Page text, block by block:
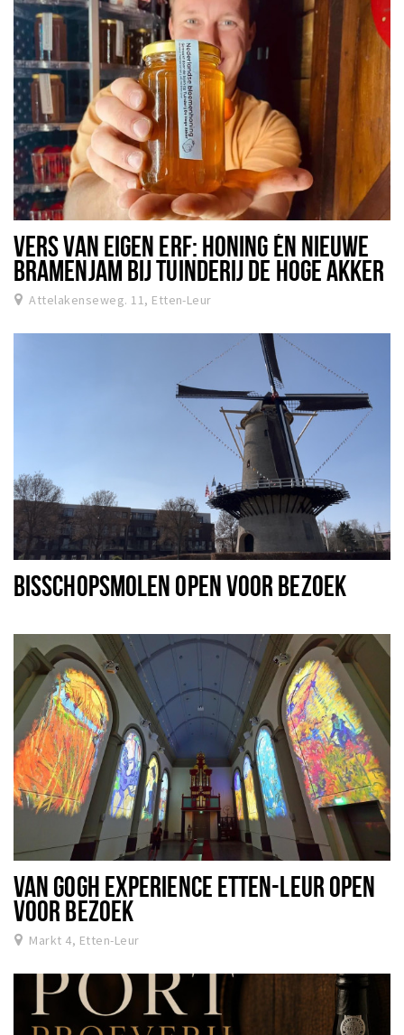
VERS VAN EIGEN ERF: HONING ÉN NIEUWE
BRAMENJAM BIJ TUINDERIJ DE HOGE AKKER
Attelakenseweg. 11, Etten-Leur
BISSCHOPSMOLEN OPEN VOOR BEZOEK
VAN GOGH EXPERIENCE ETTEN-LEUR OPEN
VOOR BEZOEK
Markt 4, Etten-Leur